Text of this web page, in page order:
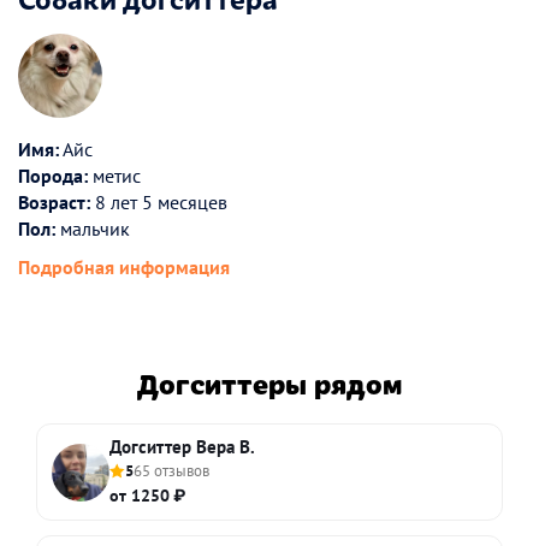
Имя:Айс
Порода: метис
Возраст: 8 лет 5 месяцев
Пол: мальчик
Подробная информация
Догситтеры рядом
Догситтер Вера В.
565 отзывов
от 1250 ₽